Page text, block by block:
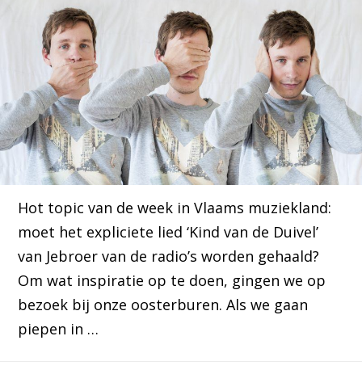
Hot topic van de week in Vlaams muziekland:
moet het expliciete lied ‘Kind van de Duivel’
van Jebroer van de radio’s worden gehaald?
Om wat inspiratie op te doen, gingen we op
bezoek bij onze oosterburen. Als we gaan
piepen in …